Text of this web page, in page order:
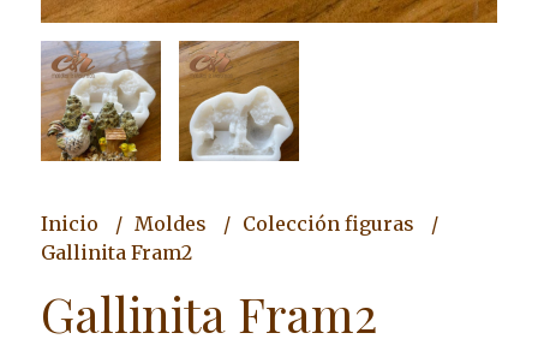
Inicio Moldes
Colección figuras
Gallinita Fram2
Gallinita Fram2